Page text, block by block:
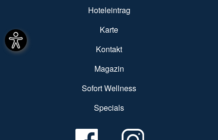
Hoteleintrag
Karte
Kontakt
Magazin
Sofort Wellness
Specials